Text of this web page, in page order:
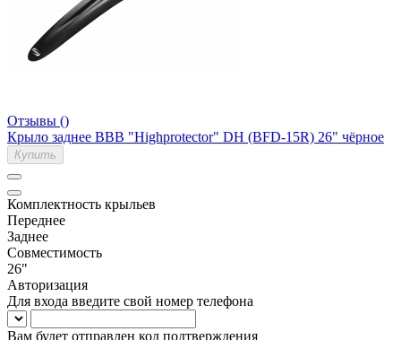
Отзывы ()
Крыло заднее BBB "Highprotector" DH (BFD-15R) 26" чёрное
Купить
Комплектность крыльев
Переднее
Заднее
Совместимость
26"
Авторизация
Для входа введите свой номер телефона
Вам будет отправлен код подтверждения